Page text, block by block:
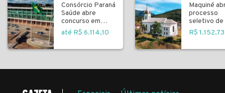
Consórcio Paraná
Saúde abre
concurso em
Curitiba
até R$ 6.114,10
Maquiné
processo
seletivo de
R$ 1.152,73